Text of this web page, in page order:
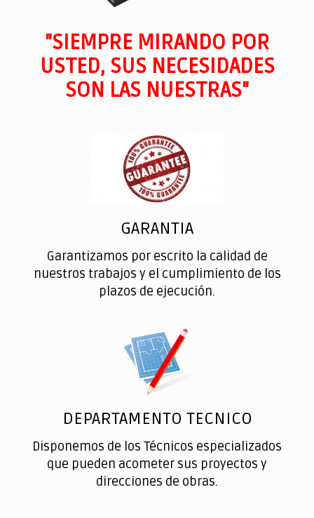
"SIEMPRE MIRANDO POR
USTED, SUS NECESIDADES
SON LAS NUESTRAS"
GARANTIA
Garantizamos por escrito la calidad de
nuestros trabajos y el cumplimiento de los
plazos de ejecución.
DEPARTAMENTO TECNICO
Disponemos de los Técnicos especializados
que pueden acometer sus proyectos y
direcciones de obras.